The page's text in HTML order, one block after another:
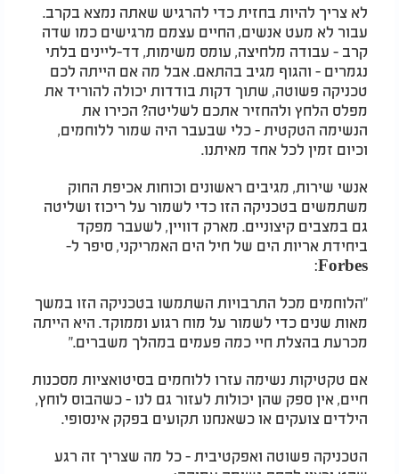
לא צריך להיות בחזית כדי להרגיש שאתה נמצא בקרב.
עבור לא מעט אנשים, החיים עצמם מרגישים כמו שדה
קרב - עבודה מלחיצה, עומס משימות, דד-ליינים בלתי
נגמרים - והגוף מגיב בהתאם. אבל מה אם הייתה לכם
טכניקה פשוטה, שתוך דקות בודדות יכולה להוריד את
מפלס הלחץ ולהחזיר אתכם לשליטה? הכירו את
הנשימה הטקטית - כלי שבעבר היה שמור ללוחמים,
וכיום זמין לכל אחד מאיתנו.
אנשי שירות, מגיבים ראשונים וכוחות אכיפת החוק
משתמשים בטכניקה הזו כדי לשמור על ריכוז ושליטה
גם במצבים קיצוניים. מארק דוויין, לשעבר מפקד
ביחידת אריות הים של חיל הים האמריקני, סיפר ל-
Forbes:
"הלוחמים מכל התרבויות השתמשו בטכניקה הזו במשך
מאות שנים כדי לשמור על מוח רגוע וממוקד. היא הייתה
מכרעת בהצלת חיי כמה פעמים במהלך משברים."
אם טקטיקות נשימה עזרו ללוחמים בסיטואציות מסכנות
חיים, אין ספק שהן יכולות לעזור גם לנו - כשהבוס לוחץ,
הילדים צועקים או כשאנחנו תקועים בפקק אינסופי.
הטכניקה פשוטה ואפקטיבית - כל מה שצריך זה רגע